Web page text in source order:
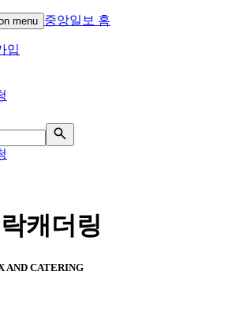
menu 중앙일보 홈
입
캐더링
AND CATERING